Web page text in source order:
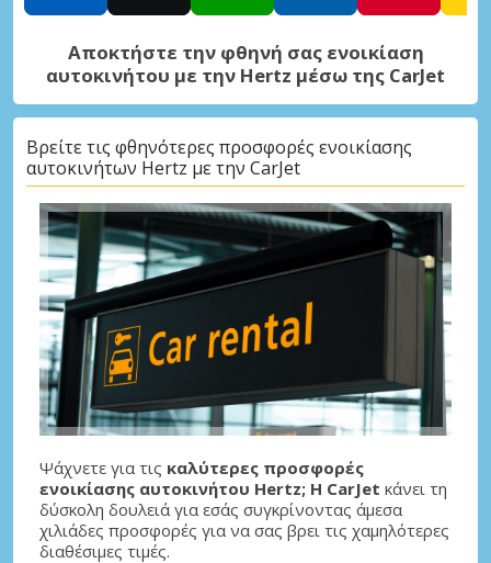
Αποκτήστε την φθηνή σας ενοικίαση
αυτοκινήτου με την Hertz μέσω της CarJet
Βρείτε τις φθηνότερες προσφορές ενοικίασης
αυτοκινήτων Hertz με την CarJet
Ψάχνετε για τις καλύτερες προσφορές
ενοικίασης αυτοκινήτου Hertz; Η CarJet κάνει τη
δύσκολη δουλειά για εσάς συγκρίνοντας άμεσα
χιλιάδες προσφορές για να σας βρει τις χαμηλότερες
διαθέσιμες τιμές.